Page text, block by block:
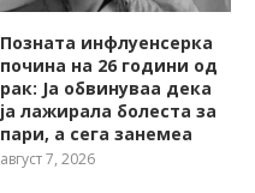
Позната инфлуенсерка
почина на 26 години од
рак: Ја обвинуваа дека
ја лажирала болеста за
пари, а сега занемеа
август 7, 2026